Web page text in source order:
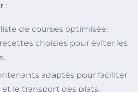
:
de courses optimisée,
choisies pour éviter les
adaptés pour faciliter
le transport des plats.